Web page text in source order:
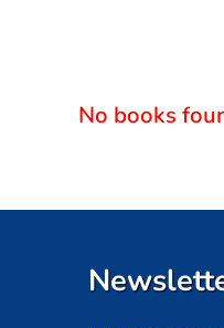
No books